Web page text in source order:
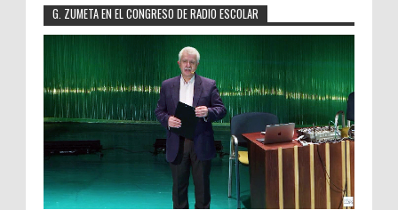
G. ZUMETA EN EL CONGRESO DE RADIO ESCOLAR